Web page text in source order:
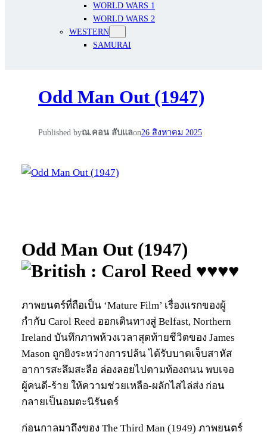
WORLD WARS 1
WORLD WARS 2
WESTERN
SAMURAI
Odd Man Out (1947)
Published byณ.คอน ลับแลon26 สิงหาคม 2025
Odd Man Out (1947)
: Carol Reed ♥♥♥♥
ภาพยนตร์ที่ถือเป็น ‘Mature Film’ เรื่องแรกของผู้
กำกับ Carol Reed ออกเดินทางสู่ Belfast, Northern
Ireland บันทึกภาพห้วงเวลาสุดท้ายชีวิตของ James
Mason ถูกยิงระหว่างการปล้น ได้รับบาดเจ็บสาหัส
อาการสะลึมสะลือ ล่องลอยไปตามท้องถนน พบเจอ
ผู้คนดี-ร้าย ให้ความช่วยเหลือ-ผลักไสไล่ส่ง ก่อน
กลายเป็นอมตะนิรันดร์
ก่อนกาลมาถึงของ The Third Man (1949) ภาพยนตร์